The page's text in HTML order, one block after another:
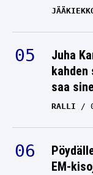
Juha
kahden
saa
RALLI
EM-